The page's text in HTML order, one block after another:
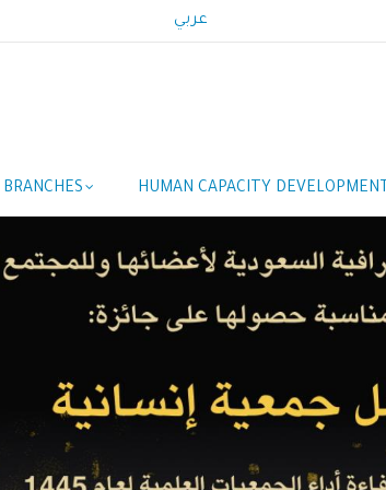
عربي
BRANCHES HUMAN CAPACITY DEVELOPMENT